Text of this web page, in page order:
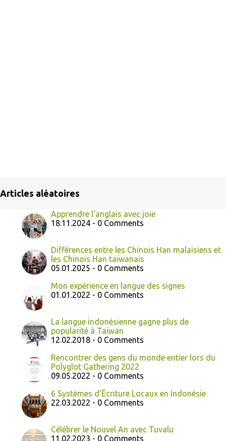
Articles aléatoires
Apprendre l'anglais avec joie
18.11.2024 - 0 Comments
Différences entre les Chinois Han malaisiens et
les Chinois Han taïwanais
05.01.2025 - 0 Comments
Mon expérience en langue des signes
01.01.2022 - 0 Comments
La langue indonésienne gagne plus de
popularité à Taïwan
12.02.2018 - 0 Comments
Rencontrer des gens du monde entier lors du
Polyglot Gathering 2022
09.05.2022 - 0 Comments
6 Systèmes d'Écriture Locaux en Indonésie
22.03.2022 - 0 Comments
Célébrer le Nouvel An avec Tuvalu
11.02.2023 - 0 Comments